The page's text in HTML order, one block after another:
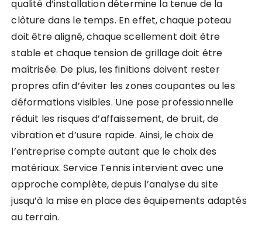
qualité d’installation détermine la tenue de la
clôture dans le temps. En effet, chaque poteau
doit être aligné, chaque scellement doit être
stable et chaque tension de grillage doit être
maîtrisée. De plus, les finitions doivent rester
propres afin d’éviter les zones coupantes ou les
déformations visibles. Une pose professionnelle
réduit les risques d’affaissement, de bruit, de
vibration et d’usure rapide. Ainsi, le choix de
l’entreprise compte autant que le choix des
matériaux. Service Tennis intervient avec une
approche complète, depuis l’analyse du site
jusqu’à la mise en place des équipements adaptés
au terrain.